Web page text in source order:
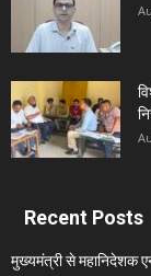
Recent Posts
मुख्यमंत्री से महानिदेशक